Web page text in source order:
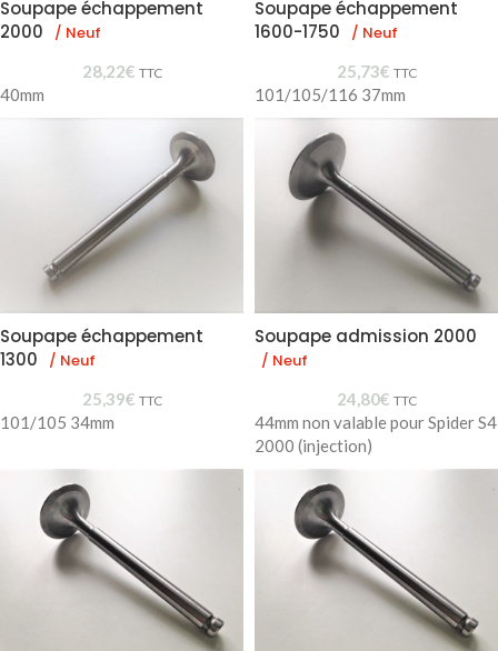
Soupape échappement
2000
/ Neuf
28,22€ TTC
40mm
Soupape échappement
1600-1750
/ Neuf
25,73€ TTC
101/105/116 37mm
Soupape échappement
1300
/ Neuf
25,39€ TTC
101/105 34mm
Soupape admission 2000
/ Neuf
24,80€ TTC
44mm non valable pour Spider S4
2000 (injection)